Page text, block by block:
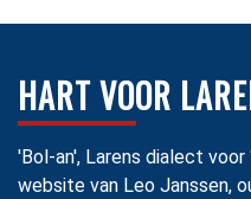
HART VOOR
'Bol-an', Larens dialect voor
website van Leo Janssen,